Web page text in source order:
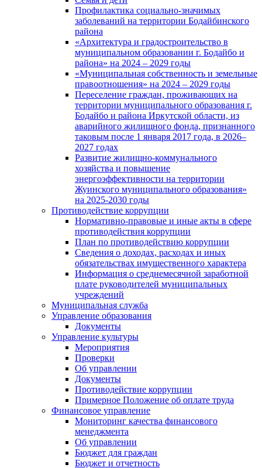
Профилактика социально-значимых
заболеваний на территории Бодайбинского
района
«Архитектура и градостроительство в
муниципальном образовании г. Бодайбо и
района» на 2024 – 2029 годы
«Муниципальная собственность и земельные
правоотношения» на 2024 – 2029 годы
Переселение граждан, проживающих на
территории муниципального образования г.
Бодайбо и района Иркутской области, из
аварийного жилищного фонда, признанного
таковым после 1 января 2017 года, в 2026–
2027 годах
Развитие жилищно-коммунального
хозяйства и повышение
энергоэффективности на территории
Жуинского муниципального образования»
на 2025-2030 годы
Противодействие коррупции
Нормативно-правовые и иные акты в сфере
противодействия коррупции
План по противодействию коррупции
Сведения о доходах, расходах и иных
обязательствах имущественного характера
Информация о среднемесячной заработной
плате руководителей муниципальных
учреждений
Муниципальная служба
Управление образования
Документы
Управление культуры
Мероприятия
Проверки
Об управлении
Документы
Противодействие коррупции
Примерное Положение об оплате труда
Финансовое управление
Мониторинг качества финансового
менеджмента
Об управлении
Бюджет для граждан
Бюджет и отчетность